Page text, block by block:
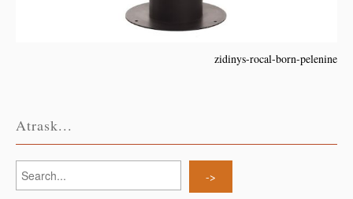
zidinys-rocal-born-pelenine
Atrask...